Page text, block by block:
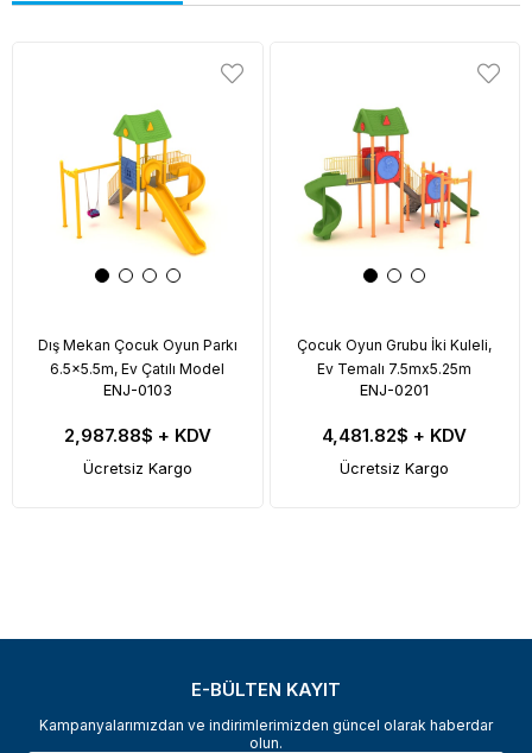
Dış Mekan Çocuk Oyun Parkı
6.5x5.5m, Ev Çatılı Model
ENJ-0103
2,987.88$ + KDV
Ücretsiz Kargo
Çocuk Oyun Grubu İki Kuleli,
Ev Temalı 7.5mx5.25m
ENJ-0201
4,481.82$ + KDV
Ücretsiz Kargo
E-BÜLTEN KAYIT
Kampanyalarımızdan ve indirimlerimizden güncel olarak haberdar
olun.